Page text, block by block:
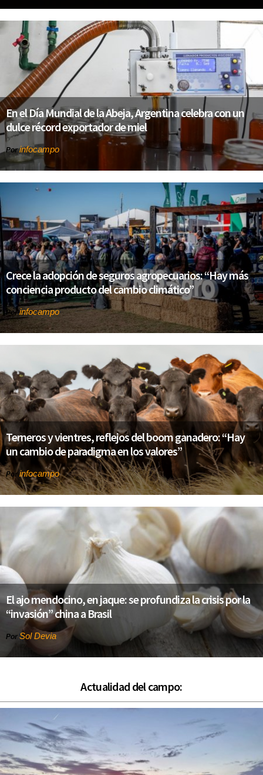
En el Día Mundial de la Abeja, Argentina celebra con un
dulce récord exportador de miel
Porinfocampo
Crece la adopción de seguros agropecuarios: “Hay más
conciencia producto del cambio climático”
Porinfocampo
Terneros y vientres, reflejos del boom ganadero: “Hay
un cambio de paradigma en los valores”
Por infocampo
El ajo mendocino, en jaque: se profundiza la crisis por la
“invasión” china a Brasil
Por Sol Devia
Actualidad del campo: